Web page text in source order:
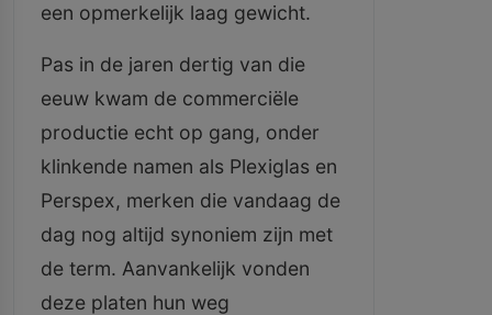
een opmerkelijk laag gewicht.
Pas in de jaren dertig van die
eeuw kwam de commerciële
productie echt op gang, onder
klinkende namen als Plexiglas en
Perspex, merken die vandaag de
dag nog altijd synoniem zijn met
de term. Aanvankelijk vonden
deze platen hun weg